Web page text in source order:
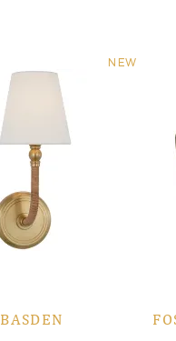
NEW
BASDEN